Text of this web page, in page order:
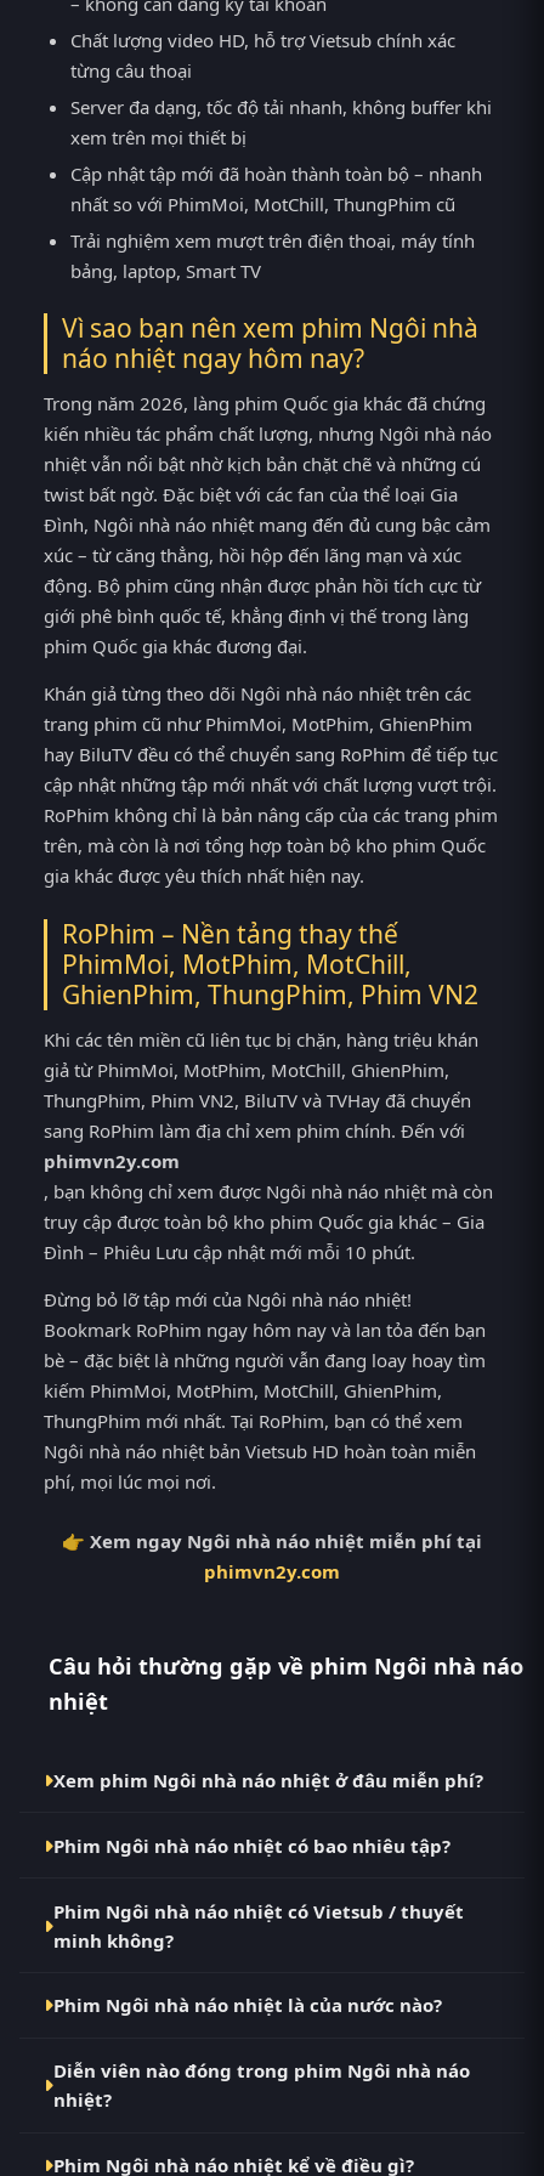
Chất lượng video HD, hỗ trợ Vietsub chính xác
từng câu thoại
Server đa dạng, tốc độ tải nhanh, không buffer khi
xem trên mọi thiết bị
Cập nhật tập mới đã hoàn thành toàn bộ – nhanh
nhất so với PhimMoi, MotChill, ThungPhim cũ
Trải nghiệm xem mượt trên điện thoại, máy tính
bảng, laptop, Smart TV
Vì sao bạn nên xem phim Ngôi nhà
náo nhiệt ngay hôm nay?
Trong năm 2026, làng phim Quốc gia khác đã chứng
kiến nhiều tác phẩm chất lượng, nhưng Ngôi nhà náo
nhiệt vẫn nổi bật nhờ kịch bản chặt chẽ và những cú
twist bất ngờ. Đặc biệt với các fan của thể loại Gia
Đình, Ngôi nhà náo nhiệt mang đến đủ cung bậc cảm
xúc – từ căng thẳng, hồi hộp đến lãng mạn và xúc
động. Bộ phim cũng nhận được phản hồi tích cực từ
giới phê bình quốc tế, khẳng định vị thế trong làng
phim Quốc gia khác đương đại.
Khán giả từng theo dõi Ngôi nhà náo nhiệt trên các
trang phim cũ như PhimMoi, MotPhim, GhienPhim
hay BiluTV đều có thể chuyển sang RoPhim để tiếp tục
cập nhật những tập mới nhất với chất lượng vượt trội.
RoPhim không chỉ là bản nâng cấp của các trang phim
trên, mà còn là nơi tổng hợp toàn bộ kho phim Quốc
gia khác được yêu thích nhất hiện nay.
RoPhim – Nền tảng thay thế
PhimMoi, MotPhim, MotChill,
GhienPhim, ThungPhim, Phim VN2
Khi các tên miền cũ liên tục bị chặn, hàng triệu khán
giả từ PhimMoi, MotPhim, MotChill, GhienPhim,
ThungPhim, Phim VN2, BiluTV và TVHay đã chuyển
sang RoPhim làm địa chỉ xem phim chính. Đến với
phimvn2y.com
, bạn không chỉ xem được Ngôi nhà náo nhiệt mà còn
truy cập được toàn bộ kho phim Quốc gia khác – Gia
Đình – Phiêu Lưu cập nhật mới mỗi 10 phút.
Đừng bỏ lỡ tập mới của Ngôi nhà náo nhiệt!
Bookmark RoPhim ngay hôm nay và lan tỏa đến bạn
bè – đặc biệt là những người vẫn đang loay hoay tìm
kiếm PhimMoi, MotPhim, MotChill, GhienPhim,
ThungPhim mới nhất. Tại RoPhim, bạn có thể xem
Ngôi nhà náo nhiệt bản Vietsub HD hoàn toàn miễn
phí, mọi lúc mọi nơi.
👉 Xem ngay Ngôi nhà náo nhiệt miễn phí tại
phimvn2y.com
Câu hỏi thường gặp về phim Ngôi nhà náo
nhiệt
Xem phim Ngôi nhà náo nhiệt ở đâu miễn phí?
miễn phí tại RoPhim (phimvn2y.com) — không
thay thế cho PhimMoi, MotPhim, MotChill,
GhienPhim, ThungPhim, Phim VN2, BiluTV, TVHay.
Phim Ngôi nhà náo nhiệt có bao nhiêu tập?
Hoàn Tất (26/26). Tại RoPhim, các tập mới được cập
nhật liên tục mỗi 10 phút khi nguồn có nội dung
Phim Ngôi nhà náo nhiệt có Vietsub / thuyết
minh không?
Vietsub với chất lượng HD. Bạn có thể chuyển giữa
phát.
Phim Ngôi nhà náo nhiệt là của nước nào?
Xem ngay tại RoPhim phimvn2y.com.
Diễn viên nào đóng trong phim Ngôi nhà náo
nhiệt?
Phim Ngôi nhà náo nhiệt kể về điều gì?